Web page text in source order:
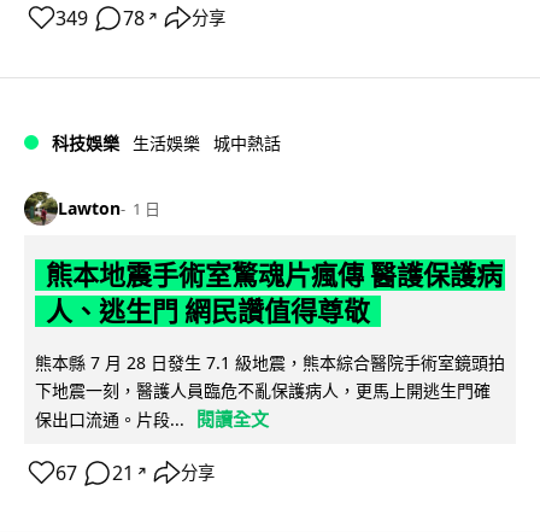
349 78 ↗ 分享
科技娛樂 生活娛樂 城中熱話
Lawton 1 日
熊本地震手術室驚魂片瘋傳 醫護保護病
人、逃生門 網民讚值得尊敬
熊本縣 7 月 28 日發生 7.1 級地震，熊本綜合醫院手術室鏡頭拍
下地震一刻，醫護人員臨危不亂保護病人，更馬上開逃生門確
保出口流通。片段...
閱讀全文
67 21 ↗ 分享